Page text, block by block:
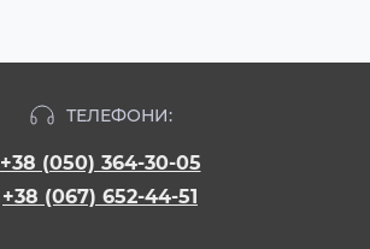
ТЕЛЕФОНИ:
+38 (050) 364-30-05
+38 (067) 652-44-51